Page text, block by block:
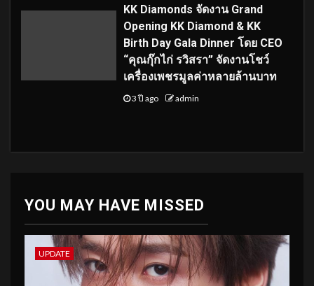
KK Diamonds จัดงาน Grand
Opening KK Diamond & KK
Birth Day Gala Dinner โดย CEO
“คุณกุ๊กไก่ รวิสรา” จัดงานโชว์
เครื่องเพชรมูลค่าหลายล้านบาท
3 ปี ago admin
YOU MAY HAVE MISSED
UPDATE